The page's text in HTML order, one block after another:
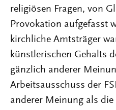
religiösen Fragen, von
Provokation aufgefasst
kirchliche Amtsträger
künstlerischen Gehalts
gänzlich anderer
Arbeitsausschuss der
anderer Meinung als